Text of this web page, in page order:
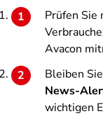
Prüfen Sie
Avacon
Bleiben
News-
wichtigen